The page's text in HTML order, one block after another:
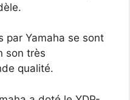
par Yamaha se sont
son très
qualité.